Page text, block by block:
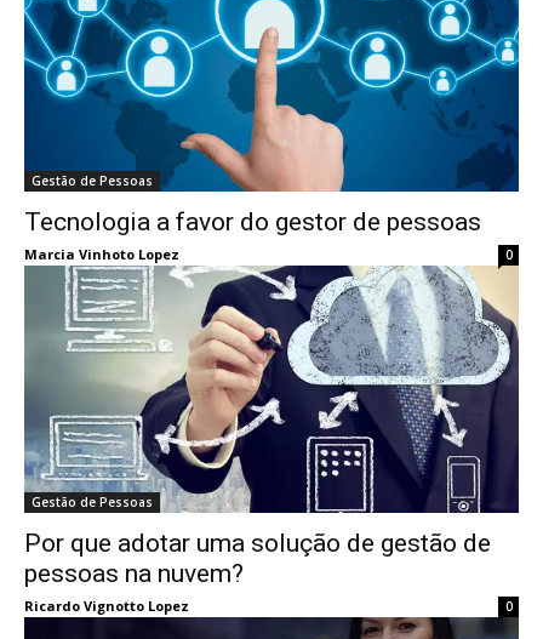
Gestão de Pessoas
Tecnologia a favor do gestor de pessoas
Marcia Vinhoto Lopez 0
Gestão de Pessoas
Por que adotar uma solução de gestão de
pessoas na nuvem?
Ricardo Vignotto Lopez 0